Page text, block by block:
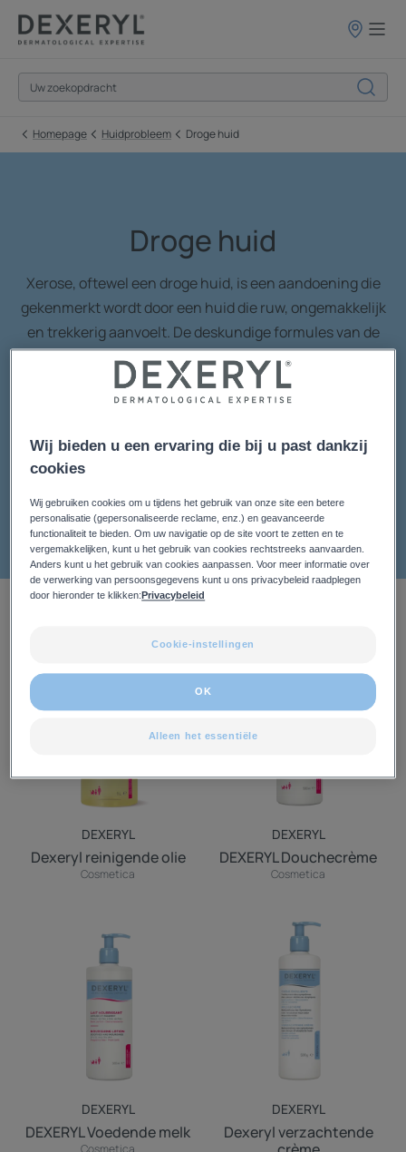
Homepage Huidprobleem Droge huid
Droge huid
Xerose, oftewel een droge huid, is een aandoening die
gekenmerkt wordt door een huid die ruw, ongemakkelijk
en trekkerig aanvoelt. De deskundige formules van de
DEXERYL Verzachtende crème, de cleansers voor een
droge huid en de lotion zullen de huid verlichten,
kalmeren en hydrateren. DEXERYL heeft onder
uitgevoerd op een droge huid. Lees meer over onze
4 Resultaten "Droge huid"
Dexeryl
reinigende
DEXERYL
Dexeryl reinigende olie
Cosmetica
Douchecrème
DEXERYL
DEXERYL Douchecrème
Cosmetica
Voedende
melk
DEXERYL
DEXERYL Voedende melk
Cosmetica
Dexeryl
verzachtende
crème
DEXERYL
Dexeryl verzachtende
Wij bieden u een ervaring die bij u past dankzij
cookies
Wij gebruiken cookies om u tijdens het gebruik van onze site een betere
personalisatie (gepersonaliseerde reclame, enz.) en geavanceerde
functionaliteit te bieden. Om uw navigatie op de site voort te zetten en te
vergemakkelijken, kunt u het gebruik van cookies rechtstreeks aanvaarden.
Anders kunt u het gebruik van cookies aanpassen. Voor meer informatie over
de verwerking van persoonsgegevens kunt u ons privacybeleid raadplegen
door hieronder te klikken:Privacybeleid
Cookie-instellingen
Alleen het essentiële
OK